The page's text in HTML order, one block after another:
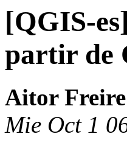
[QGIS-
partir de
Aitor
Mie Oct 1